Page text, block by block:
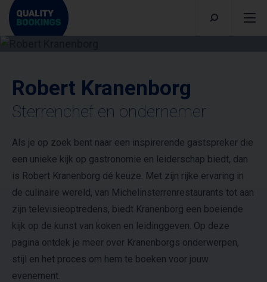
Robert Kranenborg
Sterrenchef en ondernemer
Als je op zoek bent naar een inspirerende gastspreker die
een unieke kijk op gastronomie en leiderschap biedt, dan
is Robert Kranenborg dé keuze. Met zijn rijke ervaring in
de culinaire wereld, van Michelinsterrenrestaurants tot aan
zijn televisieoptredens, biedt Kranenborg een boeiende
kijk op de kunst van koken en leidinggeven. Op deze
pagina ontdek je meer over Kranenborgs onderwerpen,
stijl en het proces om hem te boeken voor jouw
evenement.